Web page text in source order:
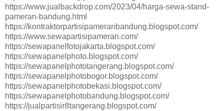
https://www.jualbackdrop.com/2023/04/harga-sewa-stand-
pameran-bandung.html
https://kontraktorpartisipameranbandung.blogspot.com/
https://www.sewapartisipameran.com/
https://sewapanelfotojakarta.blogspot.com/
https://sewapanelphoto.blogspot.com/
https://sewapanelphototangerang.blogspot.com/
https://sewapanelphotobogor.blogspot.com/
https://sewapanelphotobekasi.blogspot.com/
https://sewapanelphotobandung.blogspot.com/
https://jualpartisir8tangerang.blogspot.com/